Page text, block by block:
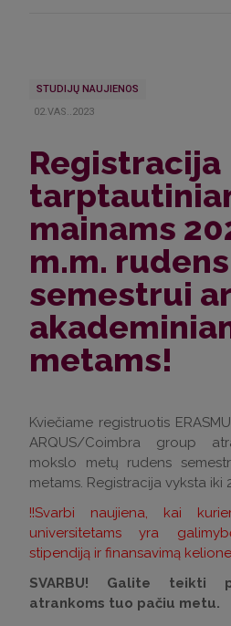
STUDIJŲ NAUJIENOS
02.VAS..2023
Registracija
mainams
m.m. rudens
semestrui
metams!
Kviečiame registruotis
ARQUS/Coimbra group
mokslo metų rudens
metams. Registracija vyksta iki
!!Svarbi naujiena, kai
universitetams yra
stipendiją ir finansavimą
SVARBU! Galite teikti
atrankoms tuo pačiu metu.